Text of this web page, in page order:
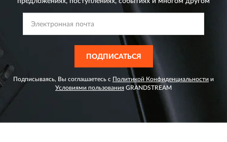
ПОДПИСАТЬСЯ
Подписываясь, Вы соглашаетесь с Политикой Конфиденциальности и
Условиями пользования GRANDSTREAM